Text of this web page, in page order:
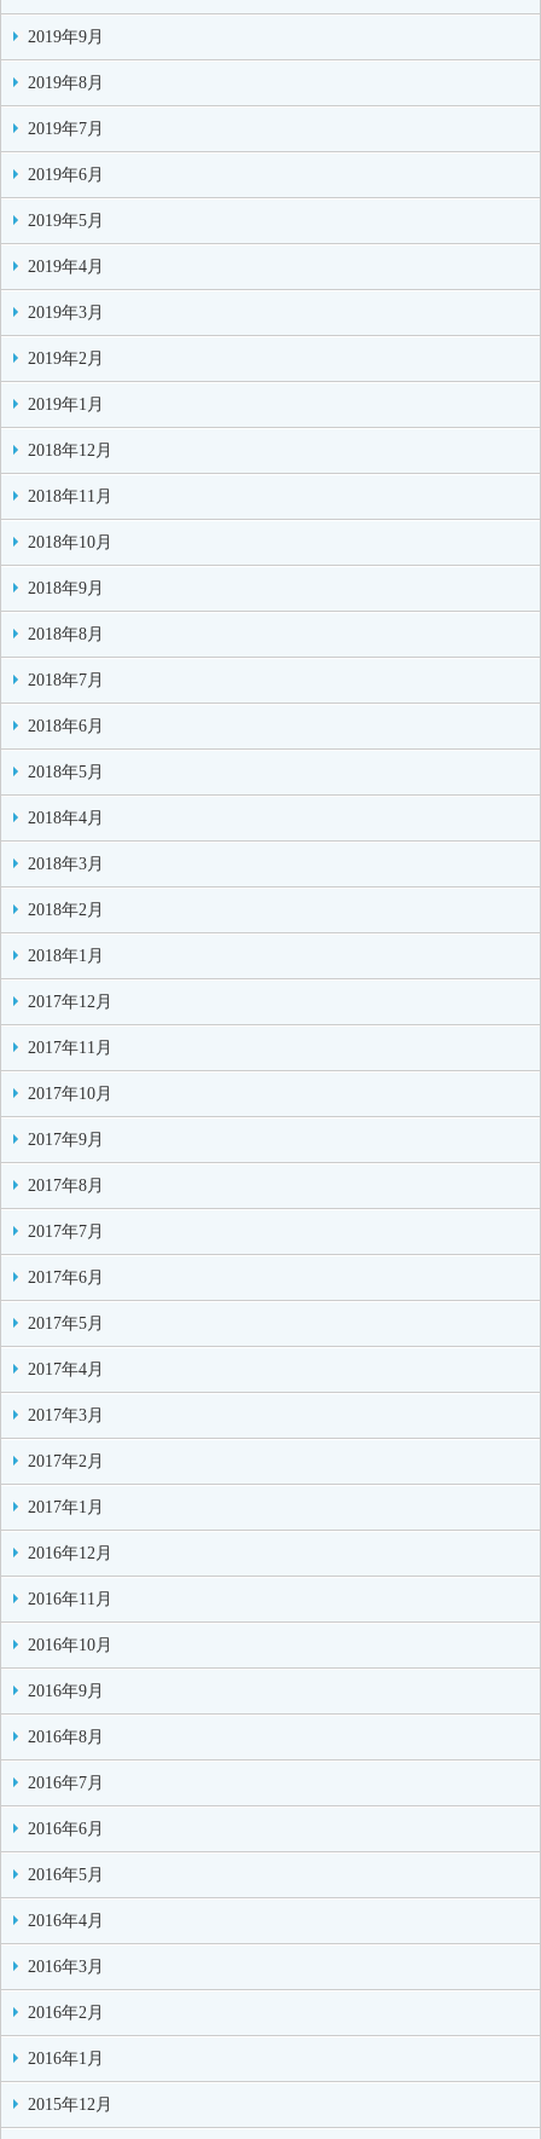
2019年9月
2019年8月
2019年7月
2019年6月
2019年5月
2019年4月
2019年3月
2019年2月
2019年1月
2018年12月
2018年11月
2018年10月
2018年9月
2018年8月
2018年7月
2018年6月
2018年5月
2018年4月
2018年3月
2018年2月
2018年1月
2017年12月
2017年11月
2017年10月
2017年9月
2017年8月
2017年7月
2017年6月
2017年5月
2017年4月
2017年3月
2017年2月
2017年1月
2016年12月
2016年11月
2016年10月
2016年9月
2016年8月
2016年7月
2016年6月
2016年5月
2016年4月
2016年3月
2016年2月
2016年1月
2015年12月